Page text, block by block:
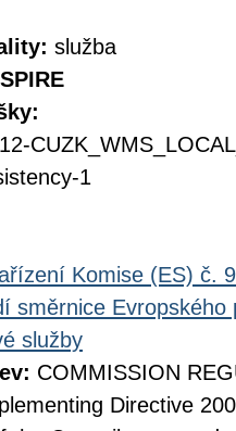
služba
1
Komise (ES) č.
směrnice
služby
COMMISSION
Directive